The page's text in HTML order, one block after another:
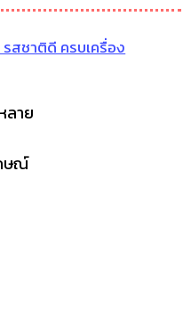
สชาติดี ครบเครื่อง
ลาย
ษณ์